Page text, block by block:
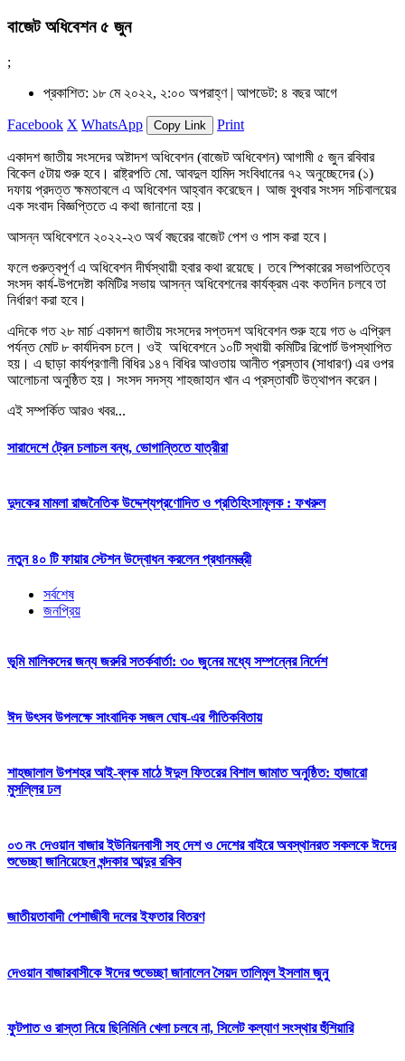
বাজেট অধিবেশন ৫ জুন
;
প্রকাশিত: ১৮ মে ২০২২, ২:০০ অপরাহ্ণ | আপডেট: ৪ বছর আগে
Facebook X WhatsApp Copy Link Print
একাদশ জাতীয় সংসদের অষ্টাদশ অধিবেশন (বাজেট অধিবেশন) আগামী ৫ জুন রবিবার
বিকেল ৫টায় শুরু হবে। রাষ্ট্রপতি মো. আবদুল হামিদ সংবিধানের ৭২ অনুচ্ছেদের (১)
দফায় প্রদত্ত ক্ষমতাবলে এ অধিবেশন আহ্বান করেছেন। আজ বুধবার সংসদ সচিবালয়ের
এক সংবাদ বিজ্ঞপ্তিতে এ কথা জানানো হয়।
আসন্ন অধিবেশনে ২০২২-২৩ অর্থ বছরের বাজেট পেশ ও পাস করা হবে।
ফলে গুরুত্বপূর্ণ এ অধিবেশন দীর্ঘস্থায়ী হবার কথা রয়েছে। তবে স্পিকারের সভাপতিত্বে
সংসদ কার্য-উপদেষ্টা কমিটির সভায় আসন্ন অধিবেশনের কার্যক্রম এবং কতদিন চলবে তা
নির্ধারণ করা হবে।
এদিকে গত ২৮ মার্চ একাদশ জাতীয় সংসদের সপ্তদশ অধিবেশন শুরু হয়ে গত ৬ এপ্রিল
পর্যন্ত মোট ৮ কার্যদিবস চলে। ওই অধিবেশনে ১০টি স্থায়ী কমিটির রিপোর্ট উপস্থাপিত
হয়। এ ছাড়া কার্যপ্রণালী বিধির ১৪৭ বিধির আওতায় আনীত প্রস্তাব (সাধারণ) এর ওপর
আলোচনা অনুষ্ঠিত হয়। সংসদ সদস্য শাহজাহান খান এ প্রস্তাবটি উত্থাপন করেন।
এই সম্পর্কিত আরও খবর...
সারাদেশে ট্রেন চলাচল বন্ধ, ভোগান্তিতে যাত্রীরা
দুদকের মামলা রাজনৈতিক উদ্দেশ্যপ্রণোদিত ও প্রতিহিংসামূলক : ফখরুল
নতুন ৪০ টি ফায়ার স্টেশন উদ্বোধন করলেন প্রধানমন্ত্রী
সর্বশেষ
জনপ্রিয়
ভূমি মালিকদের জন্য জরুরি সতর্কবার্তা: ৩০ জুনের মধ্যে সম্পন্নের নির্দেশ
ঈদ উৎসব উপলক্ষে সাংবাদিক সজল ঘোষ-এর গীতিকবিতায়
শাহজালাল উপশহর আই-ব্লক মাঠে ঈদুল ফিতরের বিশাল জামাত অনুষ্ঠিত: হাজারো
মুসল্লির ঢল
০৩ নং দেওয়ান বাজার ইউনিয়নবাসী সহ দেশ ও দেশের বাইরে অবস্থানরত সকলকে ঈদের
শুভেচ্ছা জানিয়েছেন খন্দকার আব্দুর রকিব
জাতীয়তাবাদী পেশাজীবী দলের ইফতার বিতরণ
দেওয়ান বাজারবাসীকে ঈদের শুভেচ্ছা জানালেন সৈয়দ তালিমুল ইসলাম জুনু
ফুটপাত ও রাস্তা নিয়ে ছিনিমিনি খেলা চলবে না, সিলেট কল্যাণ সংস্থার হুঁশিয়ারি